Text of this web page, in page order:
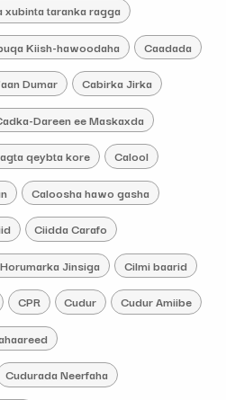
xubinta taranka ragga
Kiish-hawoodaha Caadada
Dumar Cabirka Jirka
Dareen ee Maskaxda
qeybta kore Calool
Caloosha hawo gasha
Ciidda Carafo
Jinsiga Cilmi baarid
CPR Cudur Cudur Amiibe
Cudurada Neerfaha